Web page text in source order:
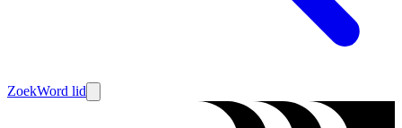
ZoekWord lid